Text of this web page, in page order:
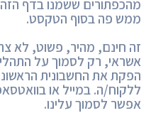
מהכפתורים ששמנו בדף
ממש פה בסוף הטקסט.
זה חינם, מהיר, פשוט, לא
אשראי, רק לסמוך על
הפקת את החשבונית
ללקוח/ה. במייל או
אפשר לסמוך עלינו.